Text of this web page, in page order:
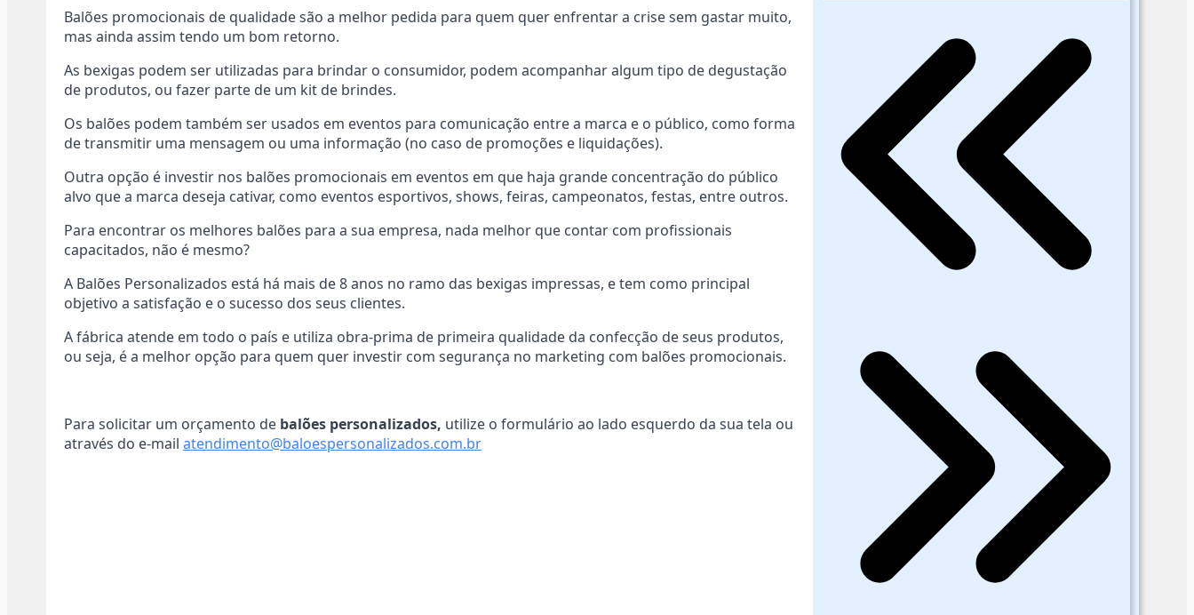
Balões promocionais de qualidade são a melhor pedida para quem quer enfrentar a crise sem gastar muito,
mas ainda assim tendo um bom retorno.
As bexigas podem ser utilizadas para brindar o consumidor, podem acompanhar algum tipo de degustação
de produtos, ou fazer parte de um kit de brindes.
Os balões podem também ser usados em eventos para comunicação entre a marca e o público, como forma
de transmitir uma mensagem ou uma informação (no caso de promoções e liquidações).
Outra opção é investir nos balões promocionais em eventos em que haja grande concentração do público
alvo que a marca deseja cativar, como eventos esportivos, shows, feiras, campeonatos, festas, entre outros.
Para encontrar os melhores balões para a sua empresa, nada melhor que contar com profissionais
capacitados, não é mesmo?
A Balões Personalizados está há mais de 8 anos no ramo das bexigas impressas, e tem como principal
objetivo a satisfação e o sucesso dos seus clientes.
A fábrica atende em todo o país e utiliza obra-prima de primeira qualidade da confecção de seus produtos,
ou seja, é a melhor opção para quem quer investir com segurança no marketing com balões promocionais.
Para solicitar um orçamento de balões personalizados, utilize o formulário ao lado esquerdo da sua tela ou
através do e-mail atendimento@baloespersonalizados.com.br